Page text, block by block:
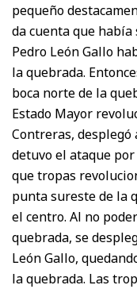
pequeño
da cuenta que había
Pedro León Gallo
la quebrada.
boca norte de la
Estado Mayor
Contreras,
detuvo el ataque
que tropas
punta sureste de la
el centro. Al no
quebrada, se
León Gallo,
la quebrada. Las